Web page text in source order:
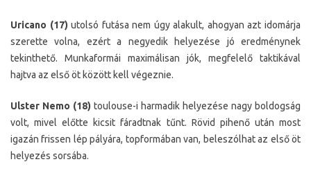
Uricano (17) utolsó futása nem úgy alakult, ahogyan azt idomárja
szerette volna, ezért a negyedik helyezése jó eredménynek
tekinthető. Munkaformái maximálisan jók, megfelelő taktikával
hajtva az első öt között kell végeznie.
Ulster Nemo (18) toulouse-i harmadik helyezése nagy boldogság
volt, mivel előtte kicsit fáradtnak tűnt. Rövid pihenő után most
igazán frissen lép pályára, topformában van, beleszólhat az első öt
helyezés sorsába.